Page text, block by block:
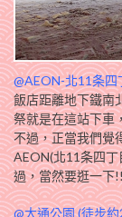
@AEON-北11条
飯店距離地下鐵南
祭就是在這站下車
不過，正當我們覺
AEON(北11条四丁
過，當然要逛一下
@大通公園 (徒步